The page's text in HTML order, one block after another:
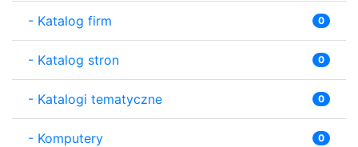
- Katalog firm 0
- Katalog stron 0
- Katalogi tematyczne 0
- Komputery 0